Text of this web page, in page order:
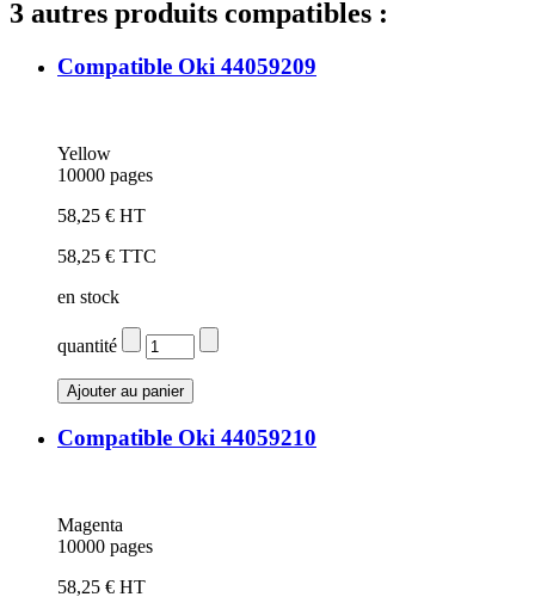
3 autres produits compatibles :
Compatible Oki 44059209
Yellow
10000 pages
58,25 € HT
58,25 € TTC
en stock
quantité
Compatible Oki 44059210
Magenta
10000 pages
58,25 € HT